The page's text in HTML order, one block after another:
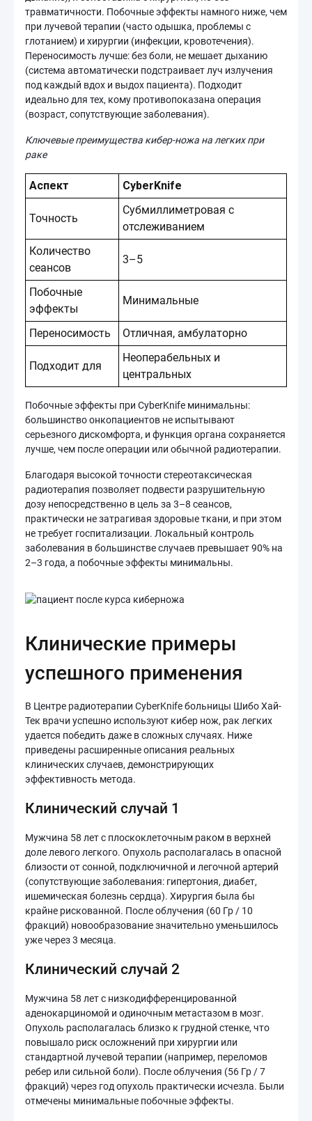
травматичности. Побочные эффекты намного ниже, чем
при лучевой терапии (часто одышка, проблемы с
глотанием) и хирургии (инфекции, кровотечения).
Переносимость лучше: без боли, не мешает дыханию
(система автоматически подстраивает луч излучения
под каждый вдох и выдох пациента). Подходит
идеально для тех, кому противопоказана операция
(возраст, сопутствующие заболевания).
Ключевые преимущества кибер-ножа на легких при
раке
Аспект CyberKnife
Точность
Субмиллиметровая с
отслеживанием
Количество
сеансов
3–5
Побочные
эффекты
Минимальные
Переносимость Отличная, амбулаторно
Подходит для
Неоперабельных и
центральных
Побочные эффекты при CyberKnife минимальны:
большинство онкопациентов не испытывают
серьезного дискомфорта, и функция органа сохраняется
лучше, чем после операции или обычной радиотерапии.
Благодаря высокой точности стереотаксическая
радиотерапия позволяет подвести разрушительную
дозу непосредственно в цель за 3–8 сеансов,
практически не затрагивая здоровые ткани, и при этом
не требует госпитализации. Локальный контроль
заболевания в большинстве случаев превышает 90% на
2–3 года, а побочные эффекты минимальны.
Клинические примеры
успешного применения
В Центре радиотерапии CyberKnife больницы Шибо Хай-
Тек врачи успешно используют кибер нож, рак легких
удается победить даже в сложных случаях. Ниже
приведены расширенные описания реальных
клинических случаев, демонстрирующих
эффективность метода.
Клинический случай 1
Мужчина 58 лет с плоскоклеточным раком в верхней
доле левого легкого. Опухоль располагалась в опасной
близости от сонной, подключичной и легочной артерий
(сопутствующие заболевания: гипертония, диабет,
ишемическая болезнь сердца). Хирургия была бы
крайне рискованной. После облучения (60 Гр / 10
фракций) новообразование значительно уменьшилось
уже через 3 месяца.
Клинический случай 2
Мужчина 58 лет с низкодифференцированной
аденокарциномой и одиночным метастазом в мозг.
Опухоль располагалась близко к грудной стенке, что
повышало риск осложнений при хирургии или
стандартной лучевой терапии (например, переломов
ребер или сильной боли). После облучения (56 Гр / 7
фракций) через год опухоль практически исчезла. Были
отмечены минимальные побочные эффекты.